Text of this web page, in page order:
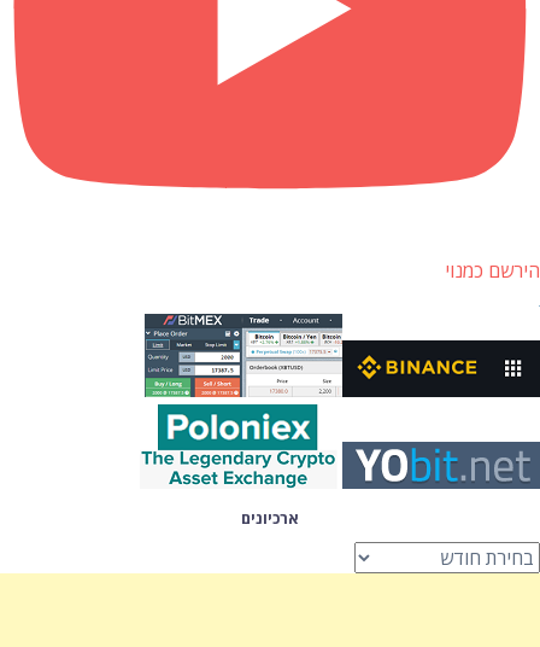
הירשם כמנוי
ארכיונים
ארכיונים